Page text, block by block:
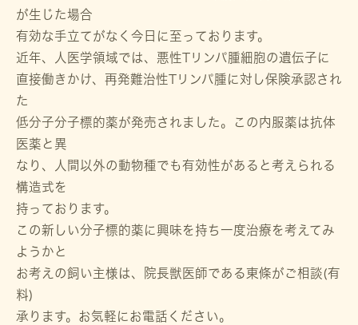
が生じた場合
有効な手立てがなく今日に至っております。
近年、人医学領域では、悪性Tリンパ腫細胞の遺伝子に
直接働きかけ、再発難治性Tリンパ腫に対し保険承認され
た
低分子分子標的薬が発売されました。この内服薬は抗体
医薬と異
なり、人間以外の動物種でも有効性があると考えられる
構造式を
持っております。
この新しい分子標的薬に興味を持ち一度治療を考えてみ
ようかと
お考えの飼い主様は、院長獣医師である東條がご相談(有
料)
承ります。お気軽にお電話ください。